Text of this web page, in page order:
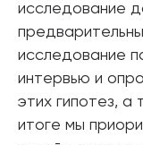
исследование
исследование
интервью и
этих гипотез, а
итоге мы